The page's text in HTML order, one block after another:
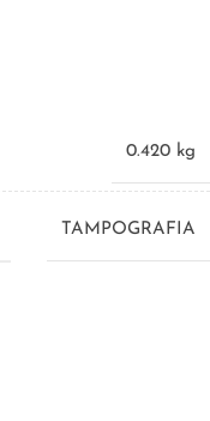
0.420 kg
TAMPOGRAFIA